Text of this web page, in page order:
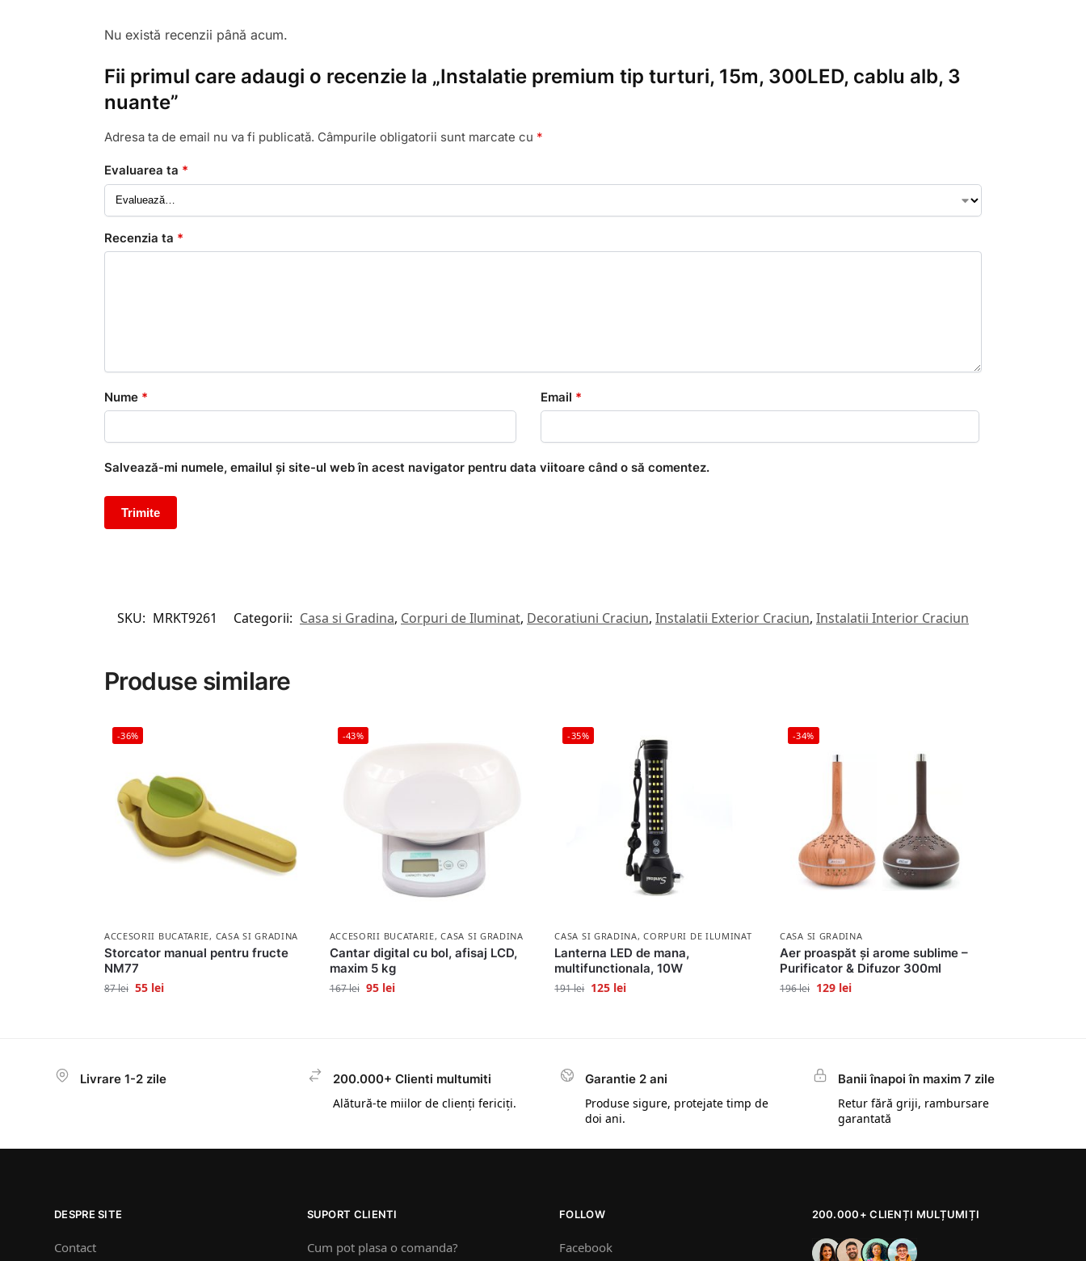
Nu există recenzii până acum.
Fii primul care adaugi o recenzie la „Instalatie premium tip turturi, 15m, 300LED, cablu alb, 3
nuante”
Adresa ta de email nu va fi publicată. Câmpurile obligatorii sunt marcate cu *
Evaluarea ta *
Recenzia ta *
Nume * Email *
Salvează-mi numele, emailul și site-ul web în acest navigator pentru data viitoare când o să comentez.
SKU: MRKT9261 Categorii: Casa si Gradina, Corpuri de Iluminat, Decoratiuni Craciun, Instalatii Exterior Craciun, Instalatii Interior Craciun
Produse similare
-36%
ACCESORII BUCATARIE, CASA SI GRADINA
Storcator manual pentru fructe
NM77
87lei 55 lei
-43%
ACCESORII BUCATARIE,CASA SI GRADINA
Cantar digital cu bol, afisaj LCD,
maxim 5 kg
167lei 95 lei
-35%
CASA SI GRADINA,CORPURI DE ILUMINAT
Lanterna LED de mana,
multifunctionala, 10W
191lei 125 lei
-34%
CASA SI GRADINA
Aer proaspăt și arome sublime –
Purificator & Difuzor 300ml
196lei 129 lei
Livrare 1-2 zile
200.000+ Clienti multumiti
Alătură-te miilor de clienți fericiți.
Garantie 2 ani
Produse sigure, protejate timp de
doi ani.
Banii înapoi în maxim 7 zile
Retur fără griji, rambursare
garantată
DESPRE SITE
Contact
SUPORT CLIENTI
Cum pot plasa o comanda?
FOLLOW
Facebook
200.000+ CLIENȚI MULȚUMIȚI